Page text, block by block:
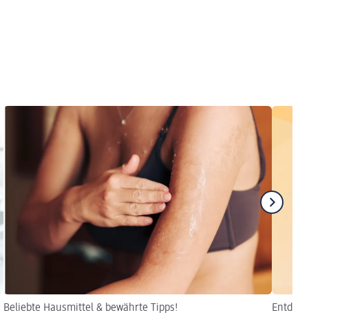
Beliebte Hausmittel & bewährte Tipps! Entdecken Sie